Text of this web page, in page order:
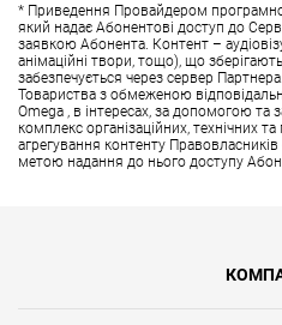
* Приведення Провайдером
який надає Абонентові доступ до
заявкою Абонента. Контент –
анімаційні твори, тощо), що
забезпечується через сервер
Товариства з обмеженою
Omega , в інтересах, за допомогою та
комплекс організаційних, технічних
агрегування контенту Правовласників
метою надання до нього доступу